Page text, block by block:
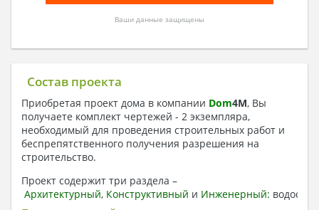
Ваши данные защищены
Состав проекта
Приобретая проект дома в компании Dom4M, Вы
получаете комплект чертежей - 2 экземпляра,
необходимый для проведения строительных работ и
беспрепятственного получения разрешения на
строительство.
Проект содержит три раздела –
Архитектурный, Конструктивный и Инженерный: